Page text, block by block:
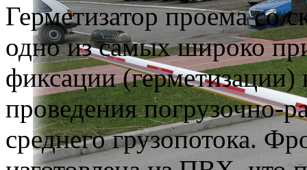
Герметизатор проема
одно из самых широко
фиксации (герметизации)
проведения погрузочно-
среднего грузопотока.